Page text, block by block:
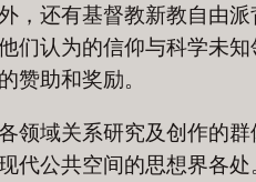
，还有基督教新教自由派
们认为的信仰与科学未知
赞助和奖励。
领域关系研究及创作的群
代公共空间的思想界各处